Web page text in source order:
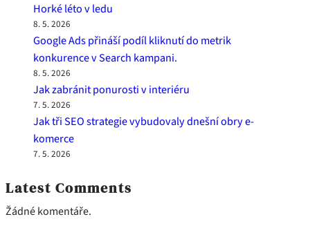
Horké léto v ledu
8. 5. 2026
Google Ads přináší podíl kliknutí do metrik
konkurence v Search kampani.
8. 5. 2026
Jak zabránit ponurosti v interiéru
7. 5. 2026
Jak tři SEO strategie vybudovaly dnešní obry e-
komerce
7. 5. 2026
Latest Comments
Žádné komentáře.